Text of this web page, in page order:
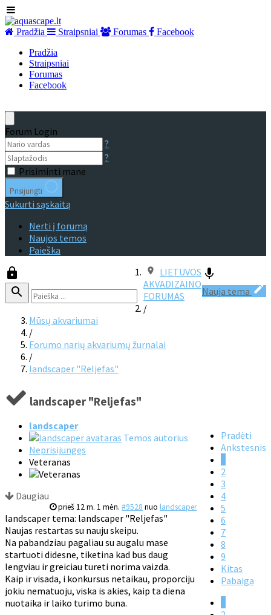
Pradžia Straipsniai Forumas
Facebook
Pradžia
Straipsniai
Forumas
Facebook
Forum Login
?
?
Prisiminti mane
Prisijungti
Sukurti sąskaitą
Nerti į forumą
Naujos temos
Paieška
Nauja tema
LIETUVOS
AKVADIZAINO
FORUMAS
/
Mūsų akvariumai
/
Forumo narių akvariumų žurnalai
/
landscaper "Reljefas"
landscaper "Reljefas"
Pradėti
Ankstesnis
2
3
4
5
6
7
8
9
Kitas
Pabaiga
landscaper
Temos autorius
Neprisijungęs
Veteranas
Daugiau
prieš 12 m. 1 mėn. #9528 nuo landscaper
landscaper tema: landscaper "Reljefas"
Naujas restartas su nauju skeipu.
Na pabandziau pagaliau su augalu mase
startuoti didesne, tiketina kad bus daug
lengviau ir greiciau tureti norima vaizda.
Kaip ir visada, i konkursus netaikau, proporciju
jokiu nematuoju, viska is akies, kaip ta diena
nuotaika ir laiko turimo buna.